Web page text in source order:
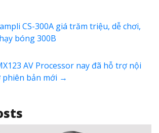
CS-300A giá trăm triệu, dễ chơi,
bóng 300B
AV Processor nay đã hỗ trợ nội
phiên bản mới →